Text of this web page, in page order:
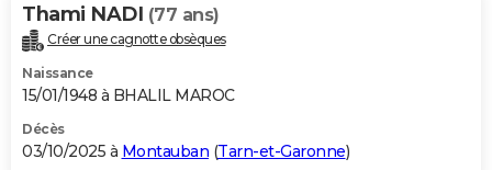
Carte de Noël
Carte Bonne année
Carte Saint-Valentin
Carte Pâques
Carte d'anniversaire
DICTIONNAIRE
Dictionnaire
Biographies
Citations
Expressions
Proverbes
PROGRAMME TV
S'inscrire
Se connecter
Lycées
Collèges
Primaires
Universités
Entreprises
Service militaire
Avis de recherche
AVIS DE DÉCÈS
Thami NADI (77 ans)
Créer une cagnotte obsèques
Naissance
15/01/1948 à BHALIL MAROC
Décès
03/10/2025 à Montauban (Tarn-et-Garonne)